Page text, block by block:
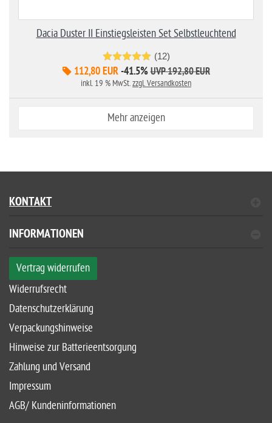
Dacia Duster II Einstiegsleisten Set Selbstleuchtend
(12)
112,80 EUR -41.5% UVP 192,80 EUR
inkl. 19 % MwSt.zzgl. Versandkosten
Mehr anzeigen
KONTAKT
INFORMATIONEN
Vertrag widerrufen
Widerrufsrecht
Datenschutzerklärung
Verpackungshinweise
Hinweise zur Batterieentsorgung
Zahlung und Versand
Impressum
AGB/ Kundeninformationen